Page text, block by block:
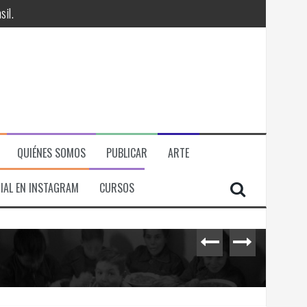
ECONOMICA Y POLITICA
QUIÉNES SOMOS PUBLICAR ARTE
EN INSTAGRAM CURSOS